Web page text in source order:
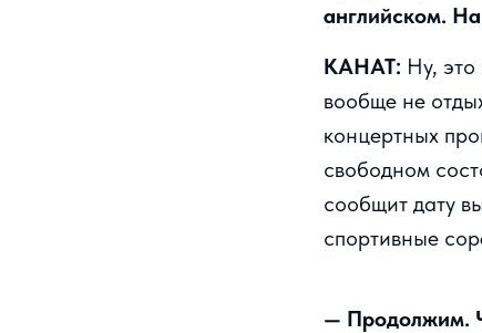
английском.
КАНАТ: Ну,
вообще не
концертных
свободном
сообщит дату
спортивные
— Продолжим.